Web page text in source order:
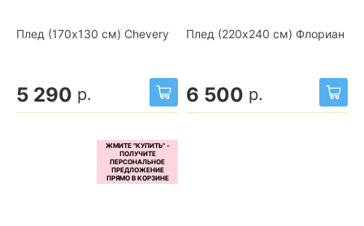
Плед (170x130 см) Chevery
5 290 р.
Плед (220x240 см) Флориан
6 500 р.